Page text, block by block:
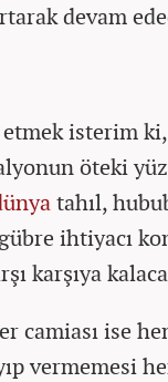
devam
isterim
öteki
tahıl,
ihtiyacı
karşıya
camiası ise
vermemesi